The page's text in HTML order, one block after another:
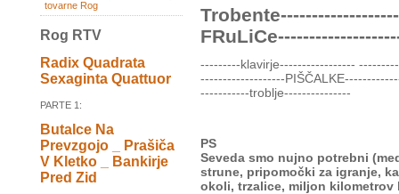
tovarne Rog
Rog RTV
Radix Quadrata
Sexaginta Quattuor
PARTE 1:
Butalce Na
Prevzgojo _ Prašiča
V Kletko _ Bankirje
Pred Zid
---------klavirje-----------------
-------------------
-----------troblje---------------
PS
Seveda smo nujno potrebni
strune, pripomočki za igranje,
okoli, trzalice, miljon kilometrov